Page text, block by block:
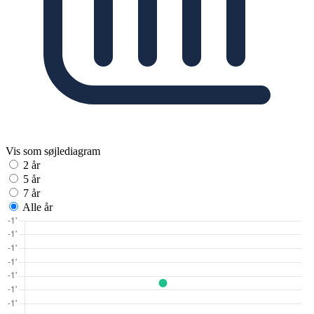
Vis som søjlediagram
2 år
5 år
7 år
Alle år